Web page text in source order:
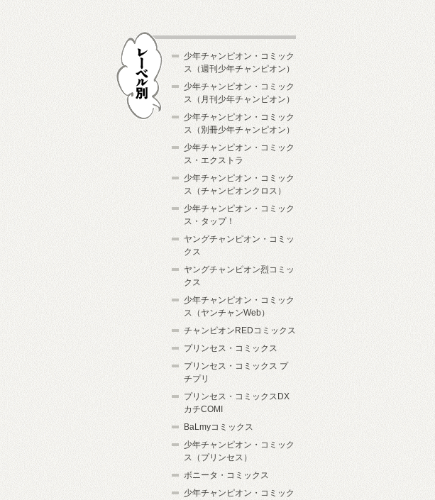
少年チャンピオン・コミック
ス（週刊少年チャンピオン）
少年チャンピオン・コミック
ス（月刊少年チャンピオン）
少年チャンピオン・コミック
ス（別冊少年チャンピオン）
少年チャンピオン・コミック
ス・エクストラ
少年チャンピオン・コミック
ス（チャンピオンクロス）
少年チャンピオン・コミック
ス・タップ！
ヤングチャンピオン・コミッ
クス
ヤングチャンピオン烈コミッ
クス
少年チャンピオン・コミック
ス（ヤンチャンWeb）
チャンピオンREDコミックス
プリンセス・コミックス
プリンセス・コミックス プ
チプリ
プリンセス・コミックスDX
カチCOMI
BaLmyコミックス
少年チャンピオン・コミック
ス（プリンセス）
ボニータ・コミックス
少年チャンピオン・コミック